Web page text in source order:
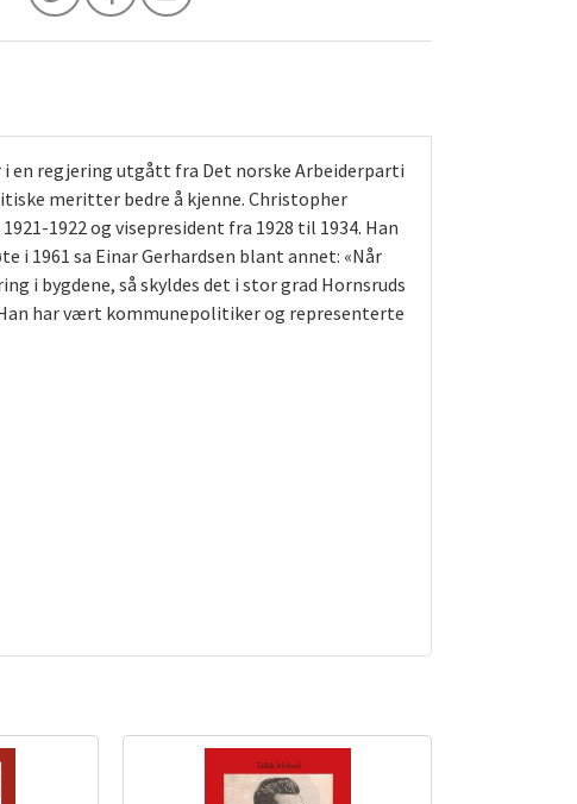
en regjering utgått fra Det norske Arbeiderparti
meritter bedre å kjenne. Christopher
1922 og visepresident fra 1928 til 1934. Han
i 1961 sa Einar Gerhardsen blant annet: «Når
i bygdene, så skyldes det i stor grad Hornsruds
har vært kommunepolitiker og representerte